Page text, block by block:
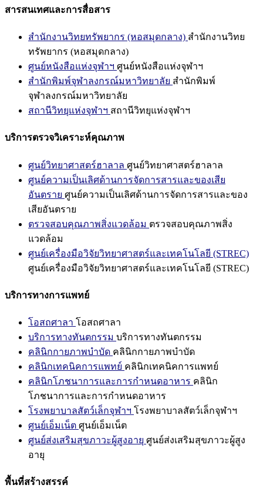
สารสนเทศและการสื่อสาร
สำนักงานวิทยทรัพยากร (หอสมุดกลาง) สำนักงานวิทย
ทรัพยากร (หอสมุดกลาง)
ศูนย์หนังสือแห่งจุฬาฯ ศูนย์หนังสือแห่งจุฬาฯ
สำนักพิมพ์จุฬาลงกรณ์มหาวิทยาลัย สำนักพิมพ์
จุฬาลงกรณ์มหาวิทยาลัย
สถานีวิทยุแห่งจุฬาฯ สถานีวิทยุแห่งจุฬาฯ
บริการตรวจวิเคราะห์คุณภาพ
ศูนย์วิทยาศาสตร์ฮาลาล ศูนย์วิทยาศาสตร์ฮาลาล
ศูนย์ความเป็นเลิศด้านการจัดการสารและของเสีย
อันตราย ศูนย์ความเป็นเลิศด้านการจัดการสารและของ
เสียอันตราย
ตรวจสอบคุณภาพสิ่งแวดล้อม ตรวจสอบคุณภาพสิ่ง
แวดล้อม
ศูนย์เครื่องมือวิจัยวิทยาศาสตร์และเทคโนโลยี (STREC)
ศูนย์เครื่องมือวิจัยวิทยาศาสตร์และเทคโนโลยี (STREC)
บริการทางการแพทย์
โอสถศาลา โอสถศาลา
บริการทางทันตกรรม บริการทางทันตกรรม
คลินิกกายภาพบำบัด คลินิกกายภาพบำบัด
คลินิกเทคนิคการแพทย์ คลินิกเทคนิคการแพทย์
คลินิกโภชนาการและการกำหนดอาหาร คลินิก
โภชนาการและการกำหนดอาหาร
โรงพยาบาลสัตว์เล็กจุฬาฯ โรงพยาบาลสัตว์เล็กจุฬาฯ
ศูนย์เอ็มเน็ต ศูนย์เอ็มเน็ต
ศูนย์ส่งเสริมสุขภาวะผู้สูงอายุ ศูนย์ส่งเสริมสุขภาวะผู้สูง
อายุ
พื้นที่สร้างสรรค์